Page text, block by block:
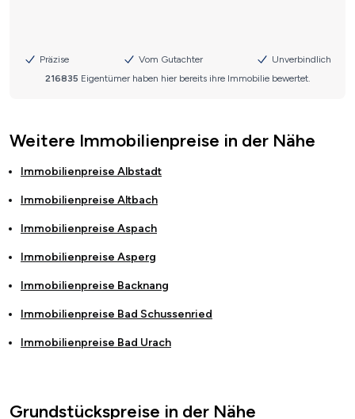
Weitere Immobilienpreise in der Nähe
Immobilienpreise Albstadt
Immobilienpreise Altbach
Immobilienpreise Aspach
Immobilienpreise Asperg
Immobilienpreise Backnang
Immobilienpreise Bad Schussenried
Immobilienpreise Bad Urach
Grundstückspreise in der Nähe